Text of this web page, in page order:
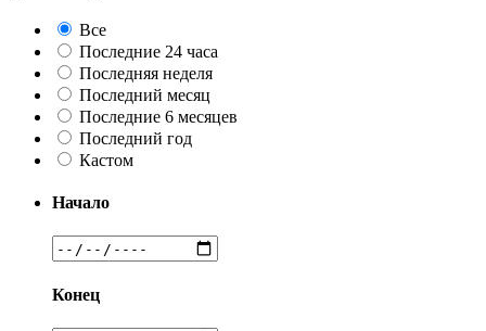
Все
Последние 24 часа
Последняя неделя
Последний месяц
Последние 6 месяцев
Последний год
Кастом
Начало
Конец